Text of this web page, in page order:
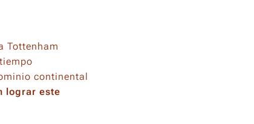
Tottenham
continental
lograr este